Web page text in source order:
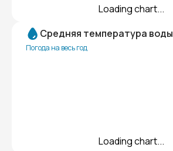
Loading chart...
Средняя температура воды
Погода на весь год
Loading chart...